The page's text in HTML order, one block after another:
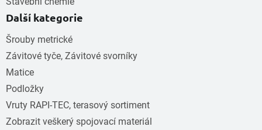
Další kategorie
Šrouby metrické
Závitové tyče, Závitové svorníky
Matice
Podložky
Vruty RAPI-TEC, terasový sortiment
Zobrazit veškerý spojovací materiál